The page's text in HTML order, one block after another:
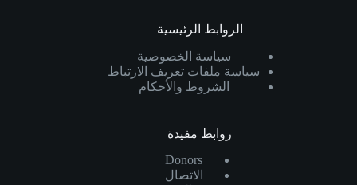
الروابط الرئيسية
سياسة الخصوصية
سياسة ملفات تعريف الارتباط
الشروط والأحكام
روابط مفيدة
Donors
الاتصال